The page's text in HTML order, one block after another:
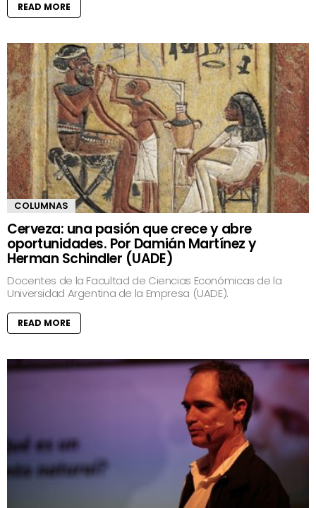
READ MORE
COLUMNAS
Cerveza: una pasión que crece y abre
oportunidades. Por Damián Martínez y
Herman Schindler (UADE)
Docentes de la Facultad de Ciencias Económicas de la
Universidad Argentina de la Empresa (UADE).
READ MORE